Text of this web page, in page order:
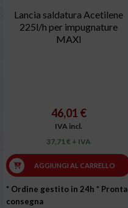
Lancia saldatura Acetilene
225l/h per impugnature
MAXI
46,01 €
IVA incl.
37,71 € + IVA
AGGIUNGI AL CARRELLO
* Ordine gestito in 24h * Pronta
consegna